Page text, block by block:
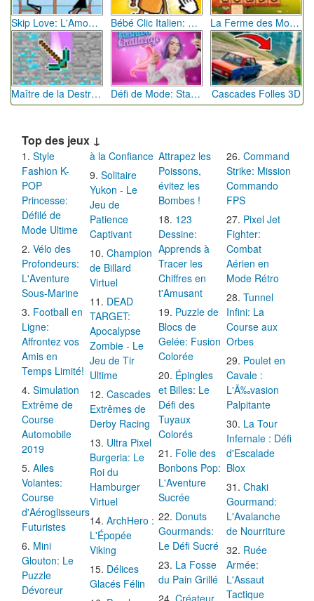
Skip Love: L'Amour en Péril Bébé Clic Italien: La Folie des Petits Bambins La Ferme des Mots - Cultivez votre Vocabulaire
Maître de la Destruction: Fusion de Pioches Défi de Mode: Star du Podium Cascades Folles 3D
Top des jeux ↓
Style
Fashion K-
POP
Princesse:
Défilé de
Mode Ultime
Vélo des
Profondeurs:
L'Aventure
Sous-Marine
Football en
Ligne:
Affrontez vos
Amis en
Temps Limité!
Simulation
Extrême de
Course
Automobile
2019
Ailes
Volantes:
Course
d'Aéroglisseurs
Futuristes
Mini
Glouton: Le
Puzzle
Dévoreur
à la Confiance
Solitaire
Yukon - Le
Jeu de
Patience
Captivant
Champion
de Billard
Virtuel
DEAD
TARGET:
Apocalypse
Zombie - Le
Jeu de Tir
Ultime
Cascades
Extrêmes de
Derby Racing
Ultra Pixel
Burgeria: Le
Roi du
Hamburger
Virtuel
ArchHero :
L'Épopée
Viking
Délices
Glacés Félin
Attrapez les
Poissons,
évitez les
Bombes !
123
Dessine:
Apprends à
Tracer les
Chiffres en
t'Amusant
Puzzle de
Blocs de
Gelée: Fusion
Colorée
Épingles
et Billes: Le
Défi des
Tuyaux
Colorés
Folie des
Bonbons Pop:
L'Aventure
Sucrée
Donuts
Gourmands:
Le Défi Sucré
La Fosse
du Pain Grillé
Créateur
Command
Strike: Mission
Commando
FPS
Pixel Jet
Fighter:
Combat
Aérien en
Mode Rétro
Tunnel
Infini: La
Course aux
Orbes
Poulet en
Cavale :
L'Ã‰vasion
Palpitante
La Tour
Infernale : Défi
d'Escalade
Blox
Chaki
Gourmand:
L'Avalanche
de Nourriture
Ruée
Armée:
L'Assaut
Tactique